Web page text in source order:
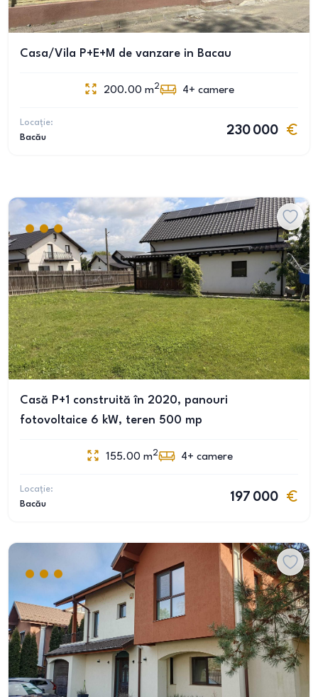
Casa/Vila P+E+M de vanzare in Bacau
200.00 m2 4+ camere
Locație:
Bacău
230 000
Casă P+1 construită în 2020, panouri
fotovoltaice 6 kW, teren 500 mp
155.00 m2 4+ camere
Locație:
Bacău
197 000